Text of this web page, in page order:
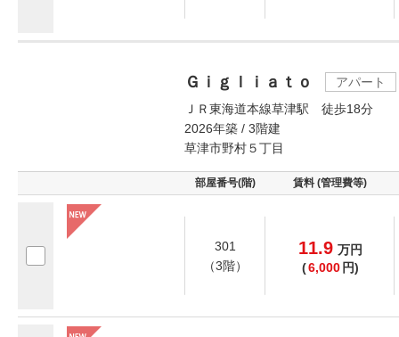
Ｇｉｇｌｉａｔｏ
アパート
ＪＲ東海道本線草津駅 徒歩18分
2026年築 / 3階建
草津市野村５丁目
部屋番号(階) 賃料 (管理費等)
301
（3階）
11.9 万円
(6,000 円)